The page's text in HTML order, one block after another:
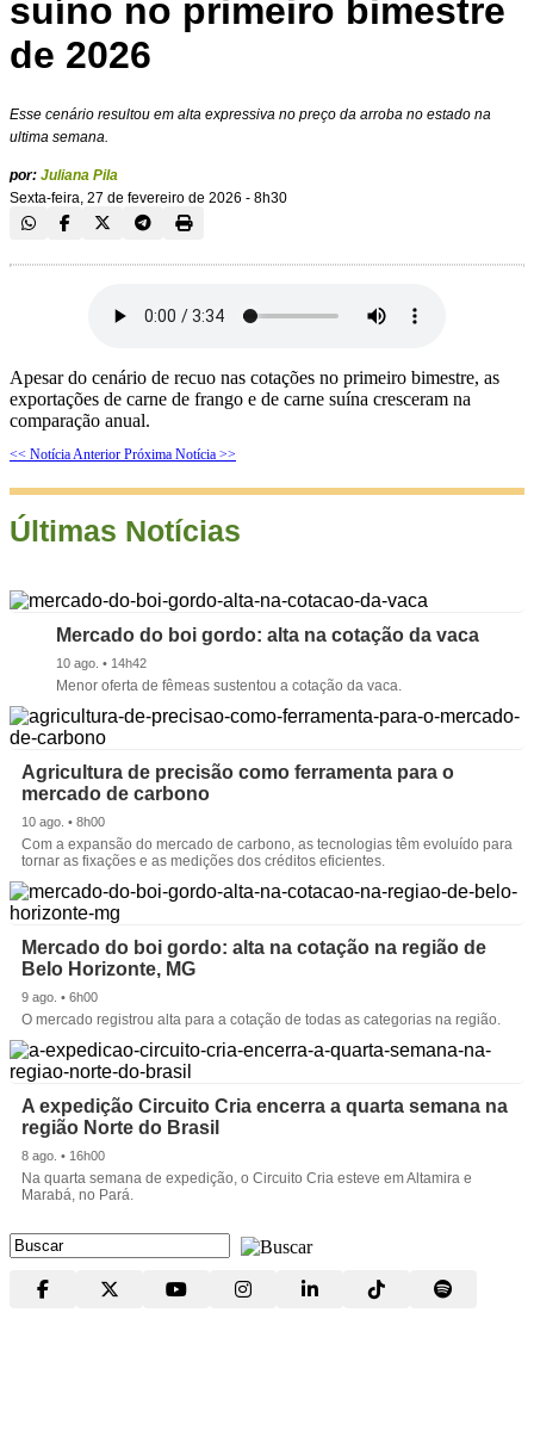
suíno no primeiro bimestre
de 2026
Esse cenário resultou em alta expressiva no preço da arroba no estado na
ultima semana.
por: Juliana Pila
Sexta-feira, 27 de fevereiro de 2026 - 8h30
Apesar do cenário de recuo nas cotações no primeiro bimestre, as
exportações de carne de frango e de carne suína cresceram na
comparação anual.
<< Notícia Anterior Próxima Notícia >>
Últimas Notícias
Mercado do boi gordo: alta na cotação da vaca
10 ago. • 14h42
Menor oferta de fêmeas sustentou a cotação da vaca.
Agricultura de precisão como ferramenta para o
mercado de carbono
10 ago. • 8h00
Com a expansão do mercado de carbono, as tecnologias têm evoluído para
tornar as fixações e as medições dos créditos eficientes.
Mercado do boi gordo: alta na cotação na região de
Belo Horizonte, MG
9 ago. • 6h00
O mercado registrou alta para a cotação de todas as categorias na região.
A expedição Circuito Cria encerra a quarta semana na
região Norte do Brasil
8 ago. • 16h00
Na quarta semana de expedição, o Circuito Cria esteve em Altamira e
Marabá, no Pará.